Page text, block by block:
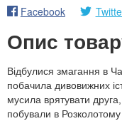
Facebook
Опис
Відбулися змагання в
побачила дивовижних
мусила врятувати
побували в